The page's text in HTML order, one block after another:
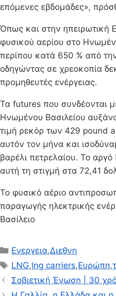
επόμενες εβδομάδες»,
Όπως και στην ηπειρωτική
φυσικού αερίου στο
περίπου κατά 650 % από
οδηγώντας σε χρεοκοπία
προμηθευτές ενέργειας.
Τα futures που συνδέονται
Ηνωμένου Βασιλείου
τιμή ρεκόρ των 429 pound
αυτόν τον μήνα και
βαρέλι πετρελαίου. Το
αυτή τη στιγμή στα 72,41
Το φυσικό αέριο
παραγωγής ηλεκτρικής
Βασίλειο
Κατηγορίες
Ενεργεια,Διεθνη
Ετικέτες
LNG,lng carriers,Ευρώπη,
Σοβιετική Ένωση | 30